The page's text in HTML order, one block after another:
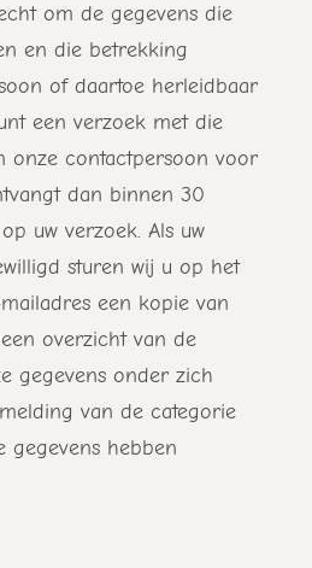
om de gegevens die
en die betrekking
of daartoe herleidbaar
een verzoek met die
onze contactpersoon voor
dan binnen 30
uw verzoek. Als uw
sturen wij u op het
een kopie van
overzicht van de
gegevens onder zich
van de categorie
gegevens hebben